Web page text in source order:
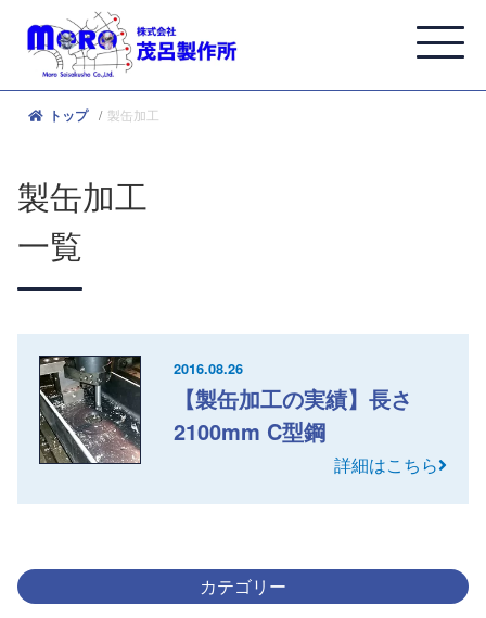
トップ 製缶加工
製缶加工
一覧
2016.08.26
【製缶加工の実績】長さ
2100mm C型鋼
詳細はこちら
カテゴリー